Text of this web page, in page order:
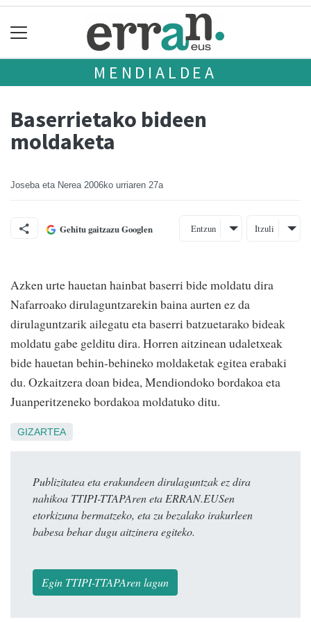
MENDIALDEA
Baserrietako bideen
moldaketa
Joseba eta Nerea 2006ko urriaren 27a
Gehitu gaitzazu Googlen Entzun Itzuli
Azken urte hauetan hainbat baserri bide moldatu dira
Nafarroako dirulaguntzarekin baina aurten ez da
dirulaguntzarik ailegatu eta baserri batzuetarako bideak
moldatu gabe gelditu dira. Horren aitzinean udaletxeak
bide hauetan behin-behineko moldaketak egitea erabaki
du. Ozkaitzera doan bidea, Mendiondoko bordakoa eta
Juanperitzeneko bordakoa moldatuko ditu.
GIZARTEA
Publizitatea eta erakundeen dirulaguntzak ez dira
nahikoa TTIPI-TTAPAren eta ERRAN.EUSen
etorkizuna bermatzeko, eta zu bezalako irakurleen
babesa behar dugu aitzinera egiteko.
Egin TTIPI-TTAPAren lagun